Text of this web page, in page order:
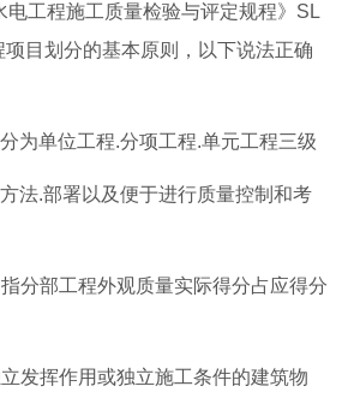
电工程施工质量检验与评定规程》SL
目划分的基本原则，以下说法正确
为单位工程.分项工程.单元工程三级
法.部署以及便于进行质量控制和考
分部工程外观质量实际得分占应得分
发挥作用或独立施工条件的建筑物